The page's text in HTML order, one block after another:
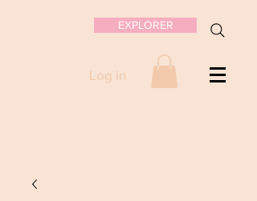
EXPLORER
Log in